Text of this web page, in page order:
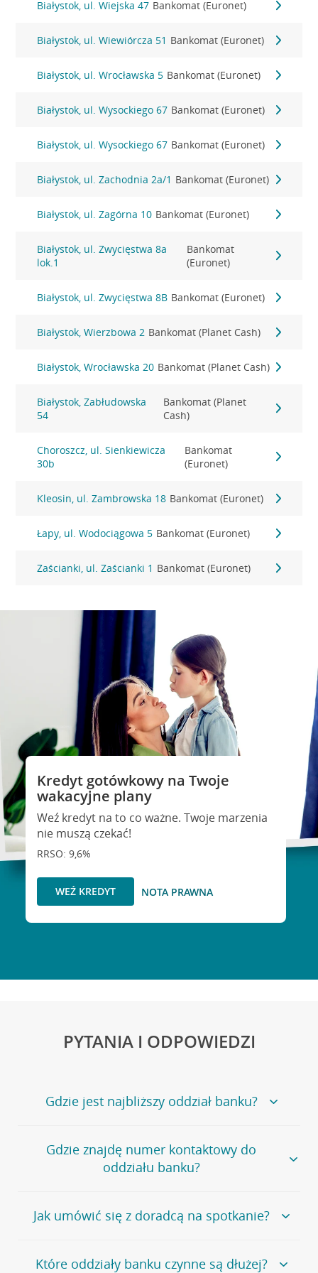
Białystok, ul. Wiejska 47 Bankomat (Euronet)
Białystok, ul. Wiewiórcza 51 Bankomat (Euronet)
Białystok, ul. Wrocławska 5 Bankomat (Euronet)
Białystok, ul. Wysockiego 67 Bankomat (Euronet)
Białystok, ul. Wysockiego 67 Bankomat (Euronet)
Białystok, ul. Zachodnia 2a/1 Bankomat (Euronet)
Białystok, ul. Zagórna 10 Bankomat (Euronet)
Białystok, ul. Zwycięstwa 8a
lok.1
Bankomat
(Euronet)
Białystok, ul. Zwycięstwa 8B Bankomat (Euronet)
Białystok, Wierzbowa 2 Bankomat (Planet Cash)
Białystok, Wrocławska 20 Bankomat (Planet Cash)
Białystok, Zabłudowska
54
Bankomat (Planet
Cash)
Choroszcz, ul. Sienkiewicza
30b
Bankomat
(Euronet)
Kleosin, ul. Zambrowska 18 Bankomat (Euronet)
Łapy, ul. Wodociągowa 5 Bankomat (Euronet)
Zaścianki, ul. Zaścianki 1 Bankomat (Euronet)
Kredyt gotówkowy na Twoje
wakacyjne plany
Weź kredyt na to co ważne. Twoje marzenia
nie muszą czekać!
RRSO: 9,6%
WEŹ KREDYT NOTA PRAWNA
PYTANIA I ODPOWIEDZI
Gdzie jest najbliższy oddział banku?
Jeśli szukasz oddziału naszego banku, zapraszamy na
stronęPlacówki i bankomaty, na której znajduje się
wygodna wyszukiwarka.
oddziałów
Gdzie znajdę numer kontaktowy do
oddziału banku?
Bank Credit Agricole nie udostępnia ogólnego numeru
telefonu do placówki bankowej.
umówienia się z doradcą w placówce bankowej .
Jak umówić się z doradcą na spotkanie?
Jeśli jesteś już naszym
Które oddziały banku czynne są dłużej?